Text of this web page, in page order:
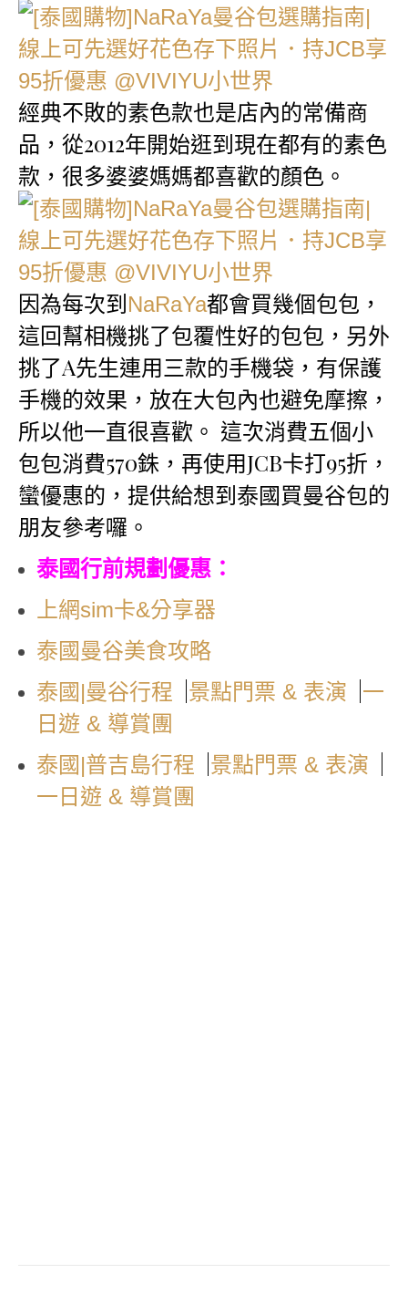
經典不敗的素色款也是店內的常備商
品，從2012年開始逛到現在都有的素色
款，很多婆婆媽媽都喜歡的顏色。
因為每次到NaRaYa都會買幾個包包，
這回幫相機挑了包覆性好的包包，另外
挑了A先生連用三款的手機袋，有保護
手機的效果，放在大包內也避免摩擦，
所以他一直很喜歡。 這次消費五個小
包包消費570銖，再使用JCB卡打95折，
蠻優惠的，提供給想到泰國買曼谷包的
朋友參考囉。
泰國行前規劃優惠：
上網sim卡&分享器
泰國曼谷美食攻略
泰國|曼谷行程
景點門票 & 表演
一
日遊 & 導賞團
泰國|普吉島行程
景點門票 & 表演
一日遊 & 導賞團